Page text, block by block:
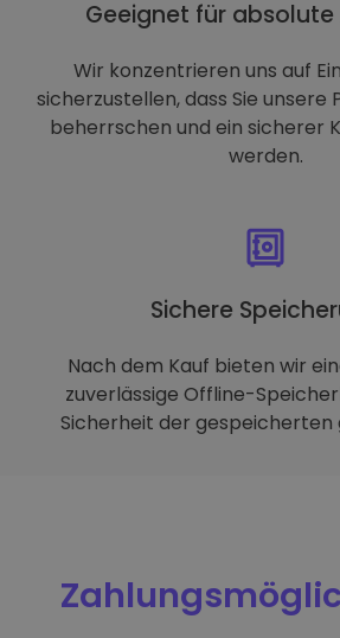
Geeignet für
Wir konzentrieren uns auf
sicherzustellen, dass Sie
beherrschen und ein sicherer
werden.
Sichere
Nach dem Kauf bieten wir
zuverlässige Offline-
Sicherheit der gespeicherten